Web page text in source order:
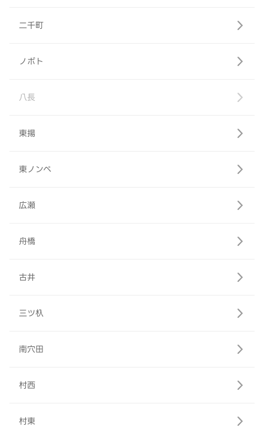
二千町
ノボト
八長
東揚
東ノンベ
広瀬
舟橋
古井
三ツ杁
南穴田
村西
村東